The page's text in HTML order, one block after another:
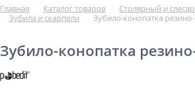
Главная Каталог товаров Столярный и
Зубила и скарпели
Зубило-конопатка
Зубило-конопатка